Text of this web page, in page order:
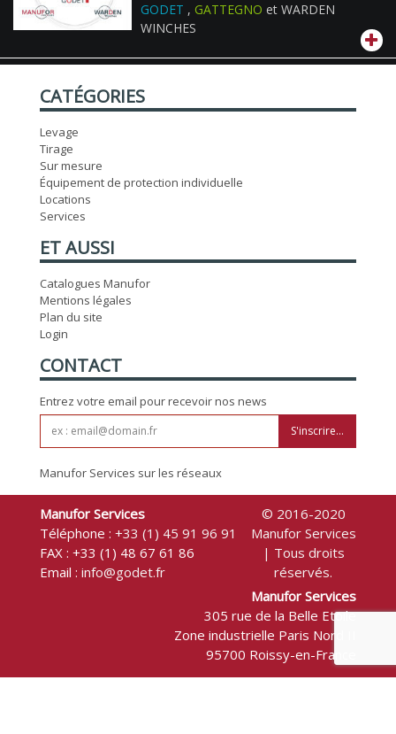
GODET , GATTEGNO et WARDEN
WINCHES
CATÉGORIES
Levage
Tirage
Sur mesure
Équipement de protection individuelle
Locations
Services
ET AUSSI
Catalogues Manufor
Mentions légales
Plan du site
Login
CONTACT
Entrez votre email pour recevoir nos news
S'inscrire...
Manufor Services sur les réseaux
Manufor Services
Téléphone : +33 (1) 45 91 96 91
FAX : +33 (1) 48 67 61 86
Email : info@godet.fr
Manufor Services
305 rue de la Belle Etoile
Zone industrielle Paris Nord II
95700 Roissy-en-France
© 2016-2020
Manufor Services
| Tous droits
réservés.